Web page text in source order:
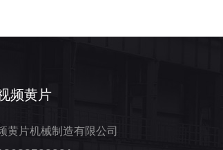
频黄片
黄片机械制造有限公司